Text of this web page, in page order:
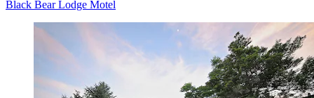
Black Bear Lodge Motel